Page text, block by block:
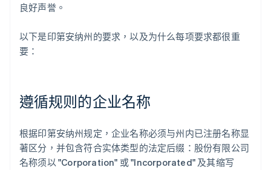
良好声誉。
以下是印第安纳州的要求，以及为什么每项要求都很重
要：
遵循规则的企业名称
根据印第安纳州规定，企业名称必须与州内已注册名称显
著区分，并包含符合实体类型的法定后缀：股份有限公司
名称须以 "Corporation" 或 "Incorporated" 及其缩写